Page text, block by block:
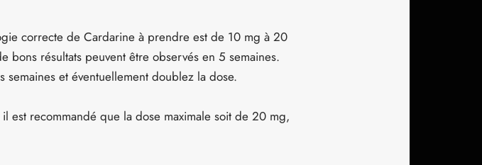
correcte de Cardarine à prendre est de 10 mg à 20
résultats peuvent être observés en 5 semaines.
et éventuellement doublez la dose.
est recommandé que la dose maximale soit de 20 mg,